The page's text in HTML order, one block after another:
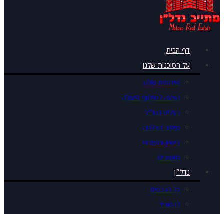
דף הבית
על הסוכנות שלנו
שירותים שלנו
הצעה לשיתוף פעולה
בעלים בחו״ל
סיפור הצלחה
רישיון ותעודות
מאמרים
נדל״ן
כל הנכסים
להשכיר